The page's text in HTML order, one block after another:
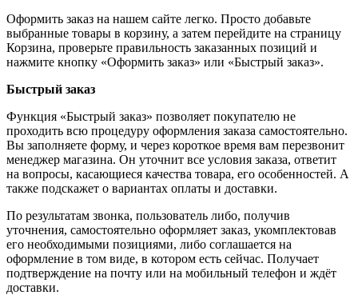
Оформить заказ на нашем сайте легко. Просто добавьте
выбранные товары в корзину, а затем перейдите на страницу
Корзина, проверьте правильность заказанных позиций и
нажмите кнопку «Оформить заказ» или «Быстрый заказ».
Быстрый заказ
Функция «Быстрый заказ» позволяет покупателю не
проходить всю процедуру оформления заказа самостоятельно.
Вы заполняете форму, и через короткое время вам перезвонит
менеджер магазина. Он уточнит все условия заказа, ответит
на вопросы, касающиеся качества товара, его особенностей. А
также подскажет о вариантах оплаты и доставки.
По результатам звонка, пользователь либо, получив
уточнения, самостоятельно оформляет заказ, укомплектовав
его необходимыми позициями, либо соглашается на
оформление в том виде, в котором есть сейчас. Получает
подтверждение на почту или на мобильный телефон и ждёт
доставки.